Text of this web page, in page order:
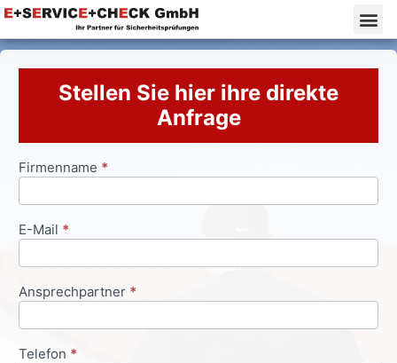
Stellen Sie hier ihre direkte
Anfrage
Anfrageformular
Firmenname *
E-Mail *
Ansprechpartner *
Telefon *